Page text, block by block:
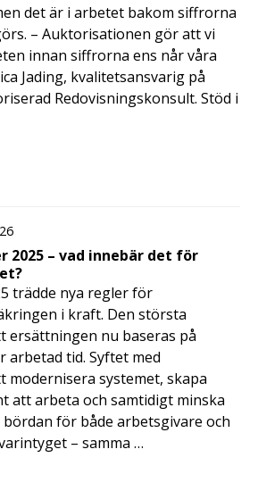
det är i arbetet bakom siffrorna
– Auktorisationen gör att vi
innan siffrorna ens når våra
Jading, kvalitetsansvarig på
Redovisningskonsult. Stöd i
2025 – vad innebär det för
trädde nya regler för
i kraft. Den största
ersättningen nu baseras på
arbetad tid. Syftet med
systemet, skapa
att arbeta och samtidigt minska
för både arbetsgivare och
– samma …